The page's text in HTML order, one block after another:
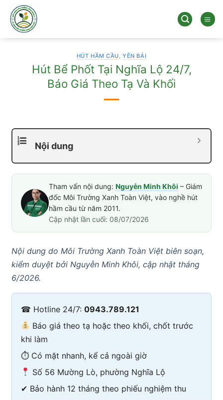
qua
dung
HÚT HẦM CẦU,YÊN BÁI
Hút Bể Phốt Tại Nghĩa Lộ 24/7,
Báo Giá Theo Tạ Và Khối
Nội dung
Tham vấn nội dung: Nguyễn Minh Khôi – Giám
đốc Môi Trường Xanh Toàn Việt, vào nghề hút
hầm cầu từ năm 2011.
Cập nhật lần cuối: 08/07/2026
Nội dung do Môi Trường Xanh Toàn Việt biên soạn,
kiểm duyệt bởi Nguyễn Minh Khôi, cập nhật tháng
6/2026.
☎ Hotline 24/7: 0943.789.121
Báo giá theo tạ hoặc theo khối, chốt trước
khi làm
⏱ Có mặt nhanh, kể cả ngoài giờ
Số 56 Mường Lò, phường Nghĩa Lộ
✔ Bảo hành 12 tháng theo phiếu nghiệm thu